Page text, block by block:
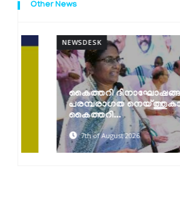
Other News
NEWSDESK
കൈത്തറി ദിനാഘോഷങ്ങൾ
പരമ്പരാഗത നെയ്ത്തുകാരെ
കൈത്തറി...
7th of August 2026